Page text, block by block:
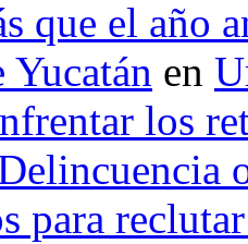
que el año
en
los
para